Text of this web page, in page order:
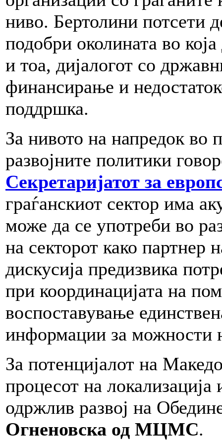
ниво. Бертолини потсети
подобри околината во
и тоа, дијалогот со
финансирање и
поддршка.
За нивото на напредок во
развојните политики
Секретаријатот за
граѓанскиот сектор има
може да се употреби во
на секторот како партнер
дискусија предизвика
при координацијата на
воспоставување
информации за можности
За потенцијалот на
процесот на
одржлив развој на
Огненовска од МЦМС.